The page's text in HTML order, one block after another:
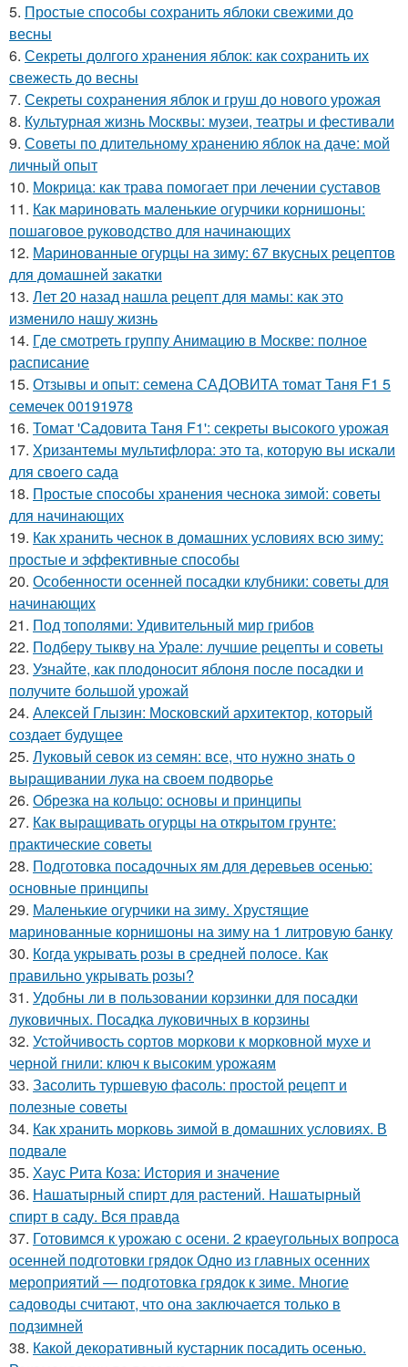
5. Простые способы сохранить яблоки свежими до
весны
6. Секреты долгого хранения яблок: как сохранить их
свежесть до весны
7. Секреты сохранения яблок и груш до нового урожая
8. Культурная жизнь Москвы: музеи, театры и фестивали
9. Советы по длительному хранению яблок на даче: мой
личный опыт
10. Мокрица: как трава помогает при лечении суставов
11. Как мариновать маленькие огурчики корнишоны:
пошаговое руководство для начинающих
12. Маринованные огурцы на зиму: 67 вкусных рецептов
для домашней закатки
13. Лет 20 назад нашла рецепт для мамы: как это
изменило нашу жизнь
14. Где смотреть группу Анимацию в Москве: полное
расписание
15. Отзывы и опыт: семена САДОВИТА томат Таня F1 5
семечек 00191978
16. Томат 'Садовита Таня F1': секреты высокого урожая
17. Хризантемы мультифлора: это та, которую вы искали
для своего сада
18. Простые способы хранения чеснока зимой: советы
для начинающих
19. Как хранить чеснок в домашних условиях всю зиму:
простые и эффективные способы
20. Особенности осенней посадки клубники: советы для
начинающих
21. Под тополями: Удивительный мир грибов
22. Подберу тыкву на Урале: лучшие рецепты и советы
23. Узнайте, как плодоносит яблоня после посадки и
получите большой урожай
24. Алексей Глызин: Московский архитектор, который
создает будущее
25. Луковый севок из семян: все, что нужно знать о
выращивании лука на своем подворье
26. Обрезка на кольцо: основы и принципы
27. Как выращивать огурцы на открытом грунте:
практические советы
28. Подготовка посадочных ям для деревьев осенью:
основные принципы
29. Маленькие огурчики на зиму. Хрустящие
маринованные корнишоны на зиму на 1 литровую банку
30. Когда укрывать розы в средней полосе. Как
правильно укрывать розы?
31. Удобны ли в пользовании корзинки для посадки
луковичных. Посадка луковичных в корзины
32. Устойчивость сортов моркови к морковной мухе и
черной гнили: ключ к высоким урожаям
33. Засолить туршевую фасоль: простой рецепт и
полезные советы
34. Как хранить морковь зимой в домашних условиях. В
подвале
35. Хаус Рита Коза: История и значение
36. Нашатырный спирт для растений. Нашатырный
спирт в саду. Вся правда
37. Готовимся к урожаю с осени. 2 краеугольных вопроса
осенней подготовки грядок Одно из главных осенних
мероприятий — подготовка грядок к зиме. Многие
садоводы считают, что она заключается только в
подзимней
38. Какой декоративный кустарник посадить осенью.